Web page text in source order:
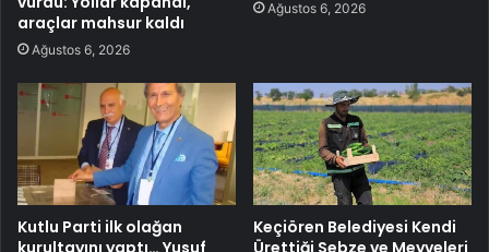
araçlar mahsur kaldı
Ağustos 6, 2026
Ağustos 6, 2026
Kutlu Parti ilk olağan
kurultayını yaptı… Yusuf
Keçiören Belediyesi Kendi
Ürettiği Sebze ve Meyveleri